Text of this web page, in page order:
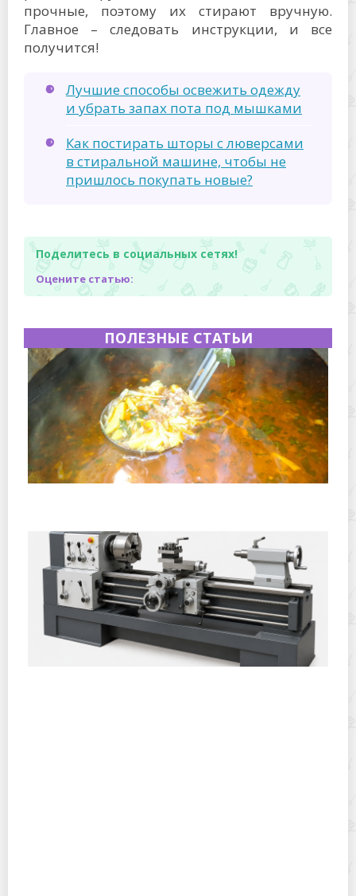
прочные, поэтому их стирают вручную.
Главное – следовать инструкции, и все
получится!
Лучшие способы освежить одежду
и убрать запах пота под мышками
Как постирать шторы с люверсами
в стиральной машине, чтобы не
пришлось покупать новые?
Поделитесь в социальных сетях!
Оцените статью:
ПОЛЕЗНЫЕ СТАТЬИ